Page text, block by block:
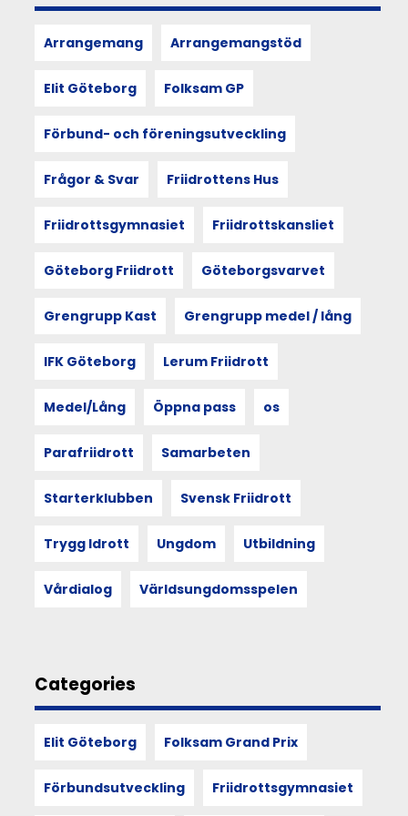
Arrangemang Arrangemangstöd
Elit Göteborg Folksam GP
Förbund- och föreningsutveckling
Frågor & Svar Friidrottens Hus
Friidrottsgymnasiet Friidrottskansliet
Göteborg Friidrott Göteborgsvarvet
Grengrupp Kast Grengrupp medel / lång
IFK Göteborg Lerum Friidrott
Medel/Lång Öppna pass os
Parafriidrott Samarbeten
Starterklubben Svensk Friidrott
Trygg Idrott Ungdom Utbildning
Vårdialog Världsungdomsspelen
Categories
Elit Göteborg Folksam Grand Prix
Förbundsutveckling Friidrottsgymnasiet
kroppsliga
formar
återspeglar
från
Utgångspunkten
sociologen
princip
togetherness
människan
rummet
Och
mötet
andra
kan
på
funktionärskap,
och
egen
plats